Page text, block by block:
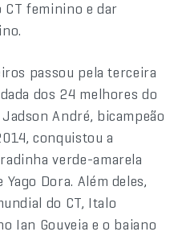
feminino e dar
passou pela terceira
dos 24 melhores do
André, bicampeão
conquistou a
verde-amarela
Dora. Além deles,
do CT, Italo
Ian Gouveia e o baiano